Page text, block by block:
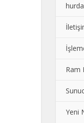
Ram
Yeni